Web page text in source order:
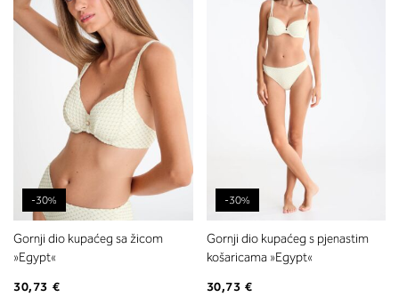
-30%
Gornji dio kupaćeg sa žicom
»Egypt«
30,73 €
-30%
Gornji dio kupaćeg s pjenastim
košaricama »Egypt«
30,73 €